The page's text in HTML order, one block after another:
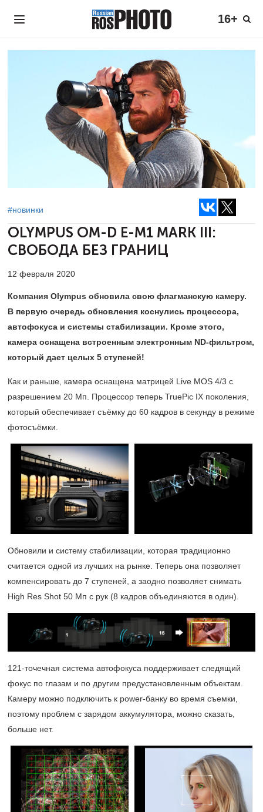
16+
#новинки
OLYMPUS OM-D E-M1 MARK III:
СВОБОДА БЕЗ ГРАНИЦ
12 февраля 2020
Компания Olympus обновила свою флагманскую камеру.
В первую очередь обновления коснулись процессора,
автофокуса и системы стабилизации. Кроме этого,
камера оснащена встроенным электронным ND-фильтром,
который дает целых 5 ступеней!
Как и раньше, камера оснащена матрицей Live MOS 4/3 с
разрешением 20 Мп. Процессор теперь TruePic IX поколения,
который обеспечивает съёмку до 60 кадров в секунду в режиме
фотосъёмки.
Обновили и систему стабилизации, которая традиционно
считается одной из лучших на рынке. Теперь она позволяет
компенсировать до 7 ступеней, а заодно позволяет снимать
High Res Shot 50 Мп с рук (8 кадров объединяются в один).
121-точечная система автофокуса поддерживает следящий
фокус по глазам и по другим предустановленным объектам.
Камеру можно подключить к power-банку во время съемки,
поэтому проблем с зарядом аккумулятора, можно сказать,
больше нет.